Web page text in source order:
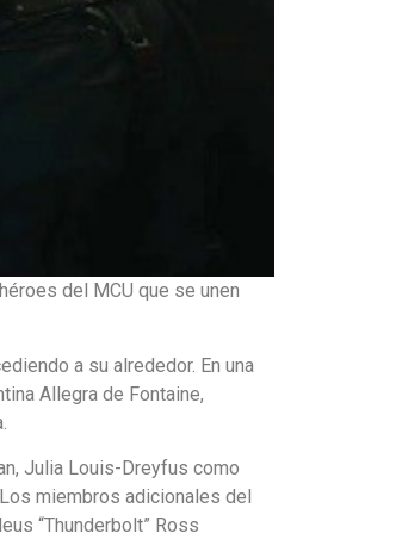
del MCU que se unen
a su alrededor. En una
Allegra de Fontaine,
Julia Louis-Dreyfus como
miembros adicionales del
“Thunderbolt” Ross